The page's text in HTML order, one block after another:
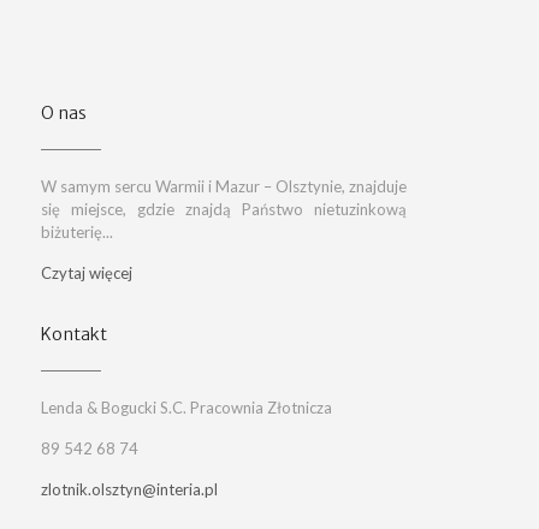
O nas
W samym sercu Warmii i Mazur – Olsztynie, znajduje
się miejsce, gdzie znajdą Państwo nietuzinkową
biżuterię...
Czytaj więcej
Kontakt
Lenda & Bogucki S.C. Pracownia Złotnicza
89 542 68 74
zlotnik.olsztyn@interia.pl